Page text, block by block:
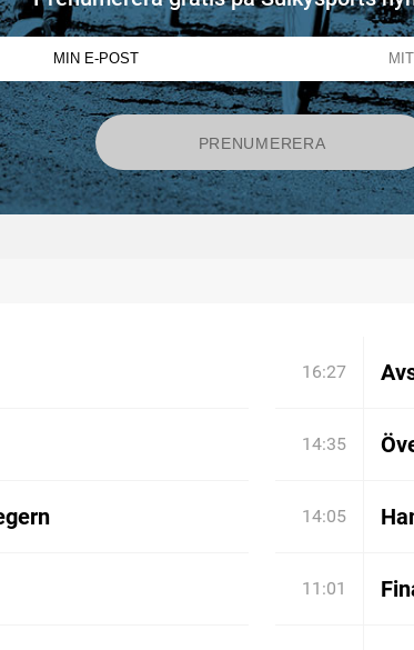
16:27
14:35
14:05
11:01